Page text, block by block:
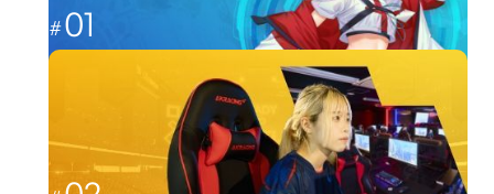
01
これからのゲーム業界を担う人材へ